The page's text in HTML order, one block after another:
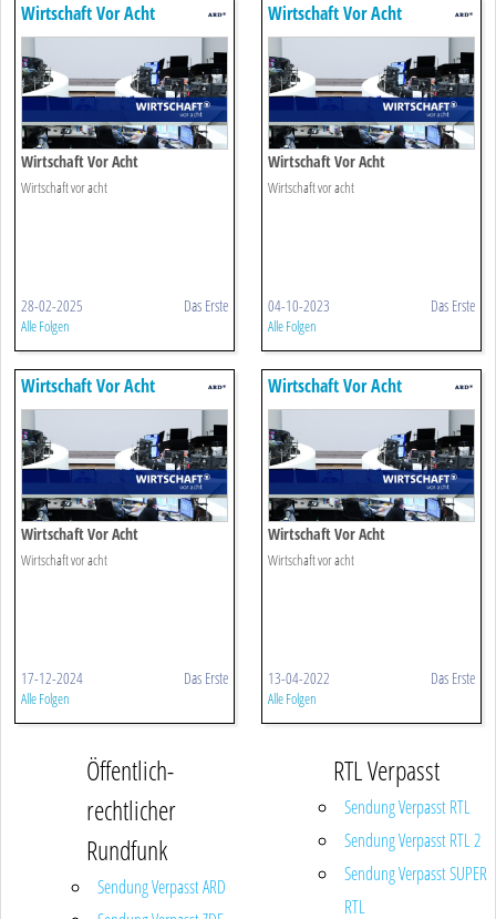
Wirtschaft Vor Acht
Wirtschaft Vor Acht
Wirtschaft vor acht
28-02-2025 Das Erste
Alle Folgen
Wirtschaft Vor Acht
Wirtschaft Vor Acht
Wirtschaft vor acht
04-10-2023 Das Erste
Alle Folgen
Wirtschaft Vor Acht
Wirtschaft Vor Acht
Wirtschaft vor acht
17-12-2024 Das Erste
Alle Folgen
Wirtschaft Vor Acht
Wirtschaft Vor Acht
Wirtschaft vor acht
13-04-2022 Das Erste
Alle Folgen
Öffentlich-
rechtlicher
Rundfunk
Sendung Verpasst ARD
RTL Verpasst
Sendung Verpasst RTL
Sendung Verpasst RTL 2
Sendung Verpasst SUPER
RTL